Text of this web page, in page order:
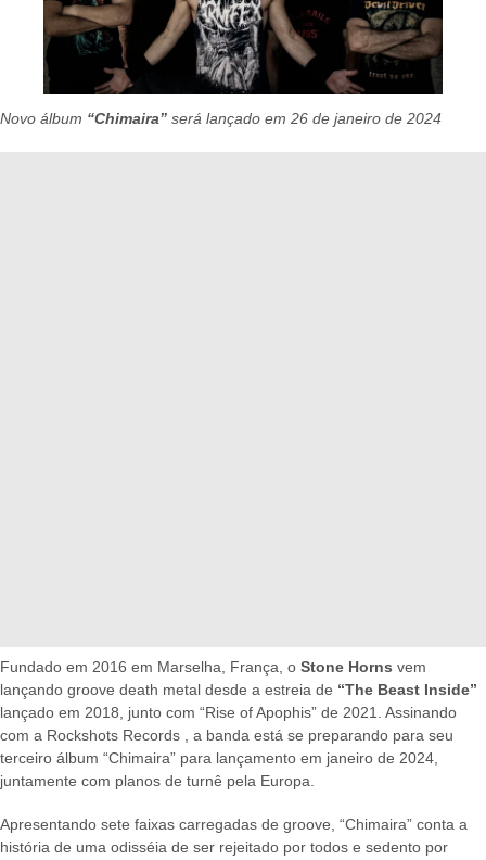
Novo álbum “Chimaira” será lançado em 26 de janeiro de 2024
Fundado em 2016 em Marselha, França, o Stone Horns vem
lançando groove death metal desde a estreia de “The Beast Inside”
lançado em 2018, junto com “Rise of Apophis” de 2021. Assinando
com a Rockshots Records , a banda está se preparando para seu
terceiro álbum “Chimaira” para lançamento em janeiro de 2024,
juntamente com planos de turnê pela Europa.
Apresentando sete faixas carregadas de groove, “Chimaira” conta a
história de uma odisséia de ser rejeitado por todos e sedento por